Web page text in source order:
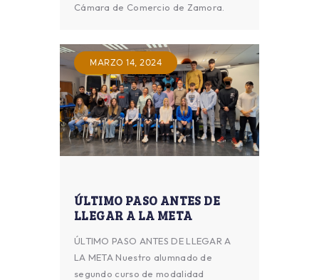
Cámara de Comercio de Zamora.
MARZO 14, 2024
ÚLTIMO PASO ANTES DE
LLEGAR A LA META
ÚLTIMO PASO ANTES DE LLEGAR A
LA META Nuestro alumnado de
segundo curso de modalidad